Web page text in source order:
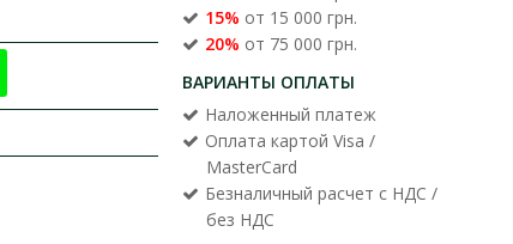
15% от 15 000 грн.
20% от 75 000 грн.
ВАРИАНТЫ ОПЛАТЫ
Наложенный платеж
Оплата картой Visa /
MasterCard
Безналичный расчет с НДС /
без НДС